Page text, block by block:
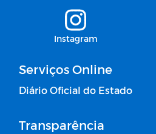
Instagram
Serviços Online
Diário Oficial do Estado
Transparência